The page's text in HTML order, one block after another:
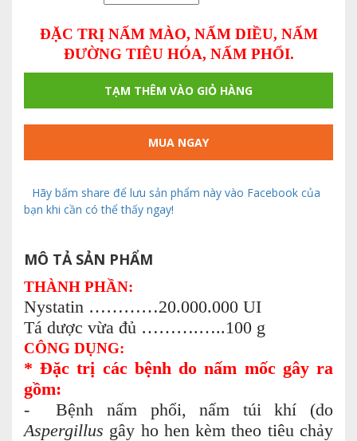
ĐẶC TRỊ NẤM MÀO, NẤM DIỀU, NẤM
ĐƯỜNG TIÊU HÓA, NẤM PHỔI.
TẠM THÊM VÀO GIỎ HÀNG
MUA NGAY
Hãy bấm share để lưu sản phẩm này vào Facebook của
bạn khi cần có thể thấy ngay!
MÔ TẢ SẢN PHẨM
THÀNH PHẦN:
Nystatin …………20.000.000 UI
Tá dược vừa đủ ……….…..100 g
CÔNG DỤNG:
* Đặc trị các bệnh do nấm mốc gây ra
gồm:
- Bệnh nấm phổi, nấm túi khí (do
Aspergillus gây ho hen kèm theo tiêu chảy